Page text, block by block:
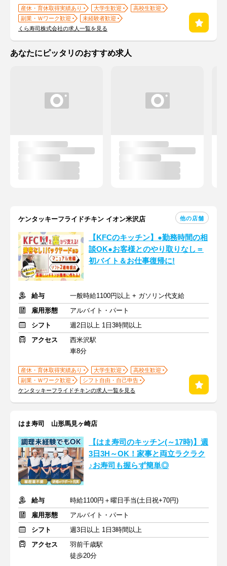
産休・育休取得実績あり 大学生歓迎
高校生歓迎
副業・Ｗワーク歓迎
未経験者歓迎
くら寿司株式会社の求人一覧を見る
あなたにピッタリのおすすめ求人
ケンタッキーフライドチキン イオン米沢店 他の店舗
【KFCのキッチン】●勤務時間の相
談OK●お客様とのやり取りなし＝
初バイト＆お仕事復帰に!
給与
一般時給1100円以上 + ガソリン代支給
雇用形態
アルバイト・パート
シフト
週2日以上 1日3時間以上
アクセス
西米沢駅
車8分
産休・育休取得実績あり 大学生歓迎
高校生歓迎
副業・Ｗワーク歓迎
シフト自由・自己申告
ケンタッキーフライドチキンの求人一覧を見る
はま寿司 山形馬見ヶ崎店
【はま寿司のキッチン(～17時)】週
3日3H～OK！家事と両立ラクラク
♪お寿司も握らず簡単◎
給与
時給1100円＋曜日手当(土日祝+70円)
雇用形態
アルバイト・パート
シフト
週3日以上 1日3時間以上
アクセス
羽前千歳駅
徒歩20分